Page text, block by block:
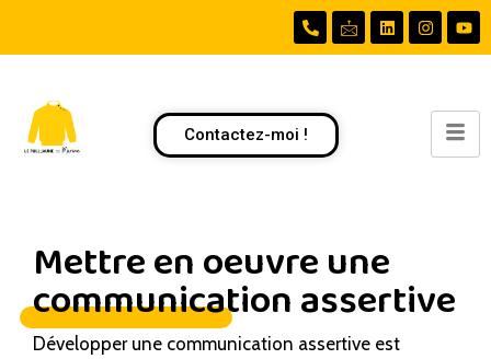
Contactez-moi !
Mettre en oeuvre une
communication assertive
Développer une communication assertive est